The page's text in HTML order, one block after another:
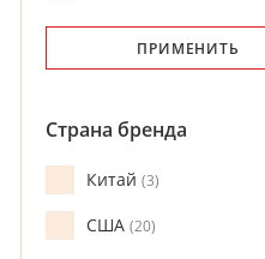
ПРИМЕНИТЬ
Страна бренда
Китай 3
США 20